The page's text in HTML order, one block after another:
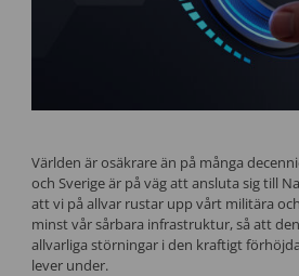
Världen är osäkrare än på många
och Sverige är på väg att ansluta sig till
att vi på allvar rustar upp vårt militära
minst vår sårbara infrastruktur, så att
allvarliga störningar i den kraftigt
lever under.